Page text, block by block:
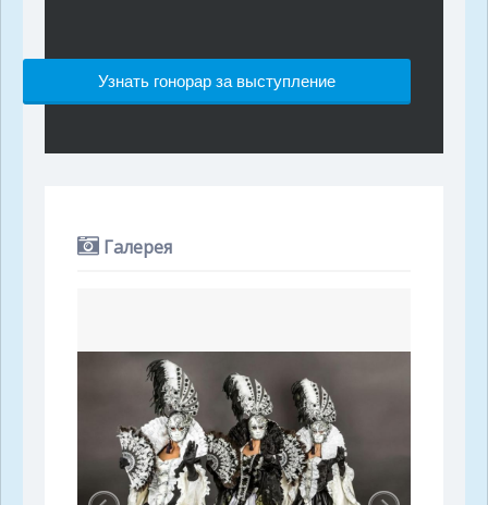
Узнать гонорар за выступление
Галерея